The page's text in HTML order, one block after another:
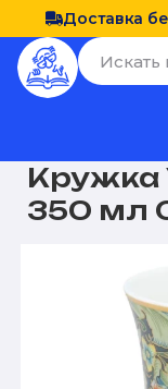
Доставка
Кружка
350 мл